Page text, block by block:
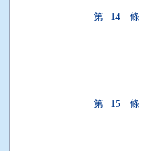
第 14 條
第 15 條